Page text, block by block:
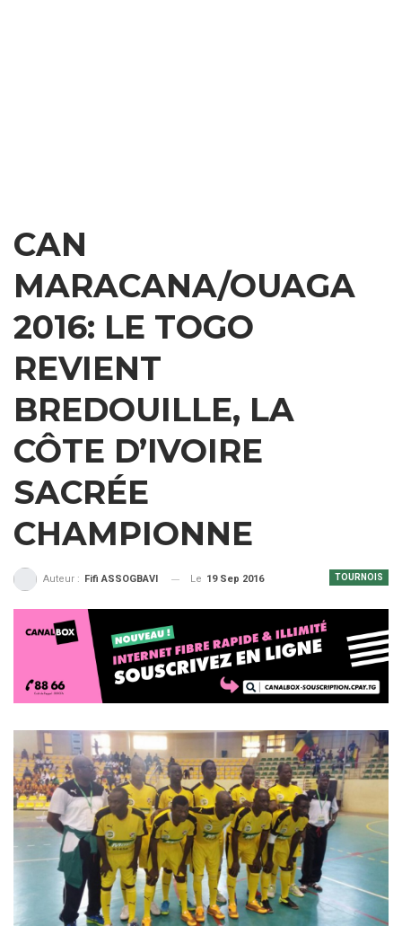
CAN
MARACANA/OUAGA
2016: LE TOGO
REVIENT
BREDOUILLE, LA
CÔTE D’IVOIRE
SACRÉE
CHAMPIONNE
TOURNOIS
Auteur : Fifi ASSOGBAVI Le 19 Sep 2016